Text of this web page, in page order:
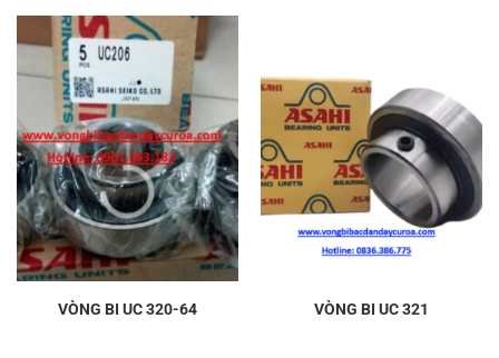
VÒNG BI UC 320-64 VÒNG BI UC 321